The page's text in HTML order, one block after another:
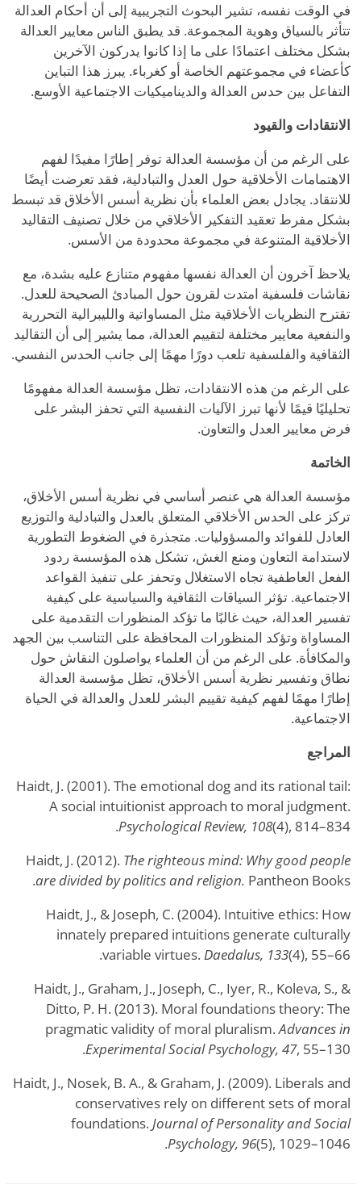
في الوقت نفسه، تشير البحوث التجريبية إلى أن أحكام العدالة
تتأثر بالسياق وهوية المجموعة. قد يطبق الناس معايير العدالة
بشكل مختلف اعتمادًا على ما إذا كانوا يدركون الآخرين
كأعضاء في مجموعتهم الخاصة أو كغرباء. يبرز هذا التباين
التفاعل بين حدس العدالة والديناميكيات الاجتماعية الأوسع.
الانتقادات والقيود
على الرغم من أن مؤسسة العدالة توفر إطارًا مفيدًا لفهم
الاهتمامات الأخلاقية حول العدل والتبادلية، فقد تعرضت أيضًا
للانتقاد. يجادل بعض العلماء بأن نظرية أسس الأخلاق قد تبسط
بشكل مفرط تعقيد التفكير الأخلاقي من خلال تصنيف التقاليد
الأخلاقية المتنوعة في مجموعة محدودة من الأسس.
يلاحظ آخرون أن العدالة نفسها مفهوم متنازع عليه بشدة، مع
نقاشات فلسفية امتدت لقرون حول المبادئ الصحيحة للعدل.
تقترح النظريات الأخلاقية مثل المساواتية والليبرالية التحررية
والنفعية معايير مختلفة لتقييم العدالة، مما يشير إلى أن التقاليد
الثقافية والفلسفية تلعب دورًا مهمًا إلى جانب الحدس النفسي.
على الرغم من هذه الانتقادات، تظل مؤسسة العدالة مفهومًا
تحليليًا قيمًا لأنها تبرز الآليات النفسية التي تحفز البشر على
فرض معايير العدل والتعاون.
الخاتمة
مؤسسة العدالة هي عنصر أساسي في نظرية أسس الأخلاق،
تركز على الحدس الأخلاقي المتعلق بالعدل والتبادلية والتوزيع
العادل للفوائد والمسؤوليات. متجذرة في الضغوط التطورية
لاستدامة التعاون ومنع الغش، تشكل هذه المؤسسة ردود
الفعل العاطفية تجاه الاستغلال وتحفز على تنفيذ القواعد
الاجتماعية. تؤثر السياقات الثقافية والسياسية على كيفية
تفسير العدالة، حيث غالبًا ما تؤكد المنظورات التقدمية على
المساواة وتؤكد المنظورات المحافظة على التناسب بين الجهد
والمكافأة. على الرغم من أن العلماء يواصلون النقاش حول
نطاق وتفسير نظرية أسس الأخلاق، تظل مؤسسة العدالة
إطارًا مهمًا لفهم كيفية تقييم البشر للعدل والعدالة في الحياة
الاجتماعية.
المراجع
Haidt, J. (2001). The emotional dog and its rational tail:
A social intuitionist approach to moral judgment.
Psychological Review, 108(4), 814–834.
Haidt, J. (2012). The righteous mind: Why good people
are divided by politics and religion. Pantheon Books.
Haidt, J., & Joseph, C. (2004). Intuitive ethics: How
innately prepared intuitions generate culturally
variable virtues. Daedalus, 133(4), 55–66.
Haidt, J., Graham, J., Joseph, C., Iyer, R., Koleva, S., &
Ditto, P. H. (2013). Moral foundations theory: The
pragmatic validity of moral pluralism.Advances in
Experimental Social Psychology, 47, 55–130.
Haidt, J., Nosek, B. A., & Graham, J. (2009). Liberals and
conservatives rely on different sets of moral
foundations. Journal of Personality and Social
Psychology, 96(5), 1029–1046.